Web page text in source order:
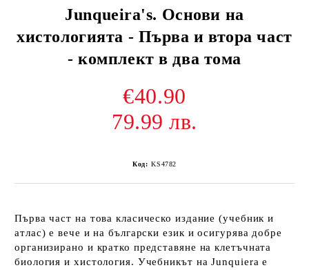
Junqueira's. Основи на
хистологията - Първа и втора част
- комплект в два тома
€40.90
79.99 лв.
Код: KS4782
Първа част на това класическо издание (учебник и
атлас) е вече и на български език и осигурява добре
организирано и кратко представяне на клетъчната
биология и хистология. Учебникът на Junquiera е